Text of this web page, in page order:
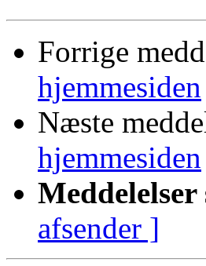
Forrige
hjemmesiden
Næste
hjemmesiden
afsender ]